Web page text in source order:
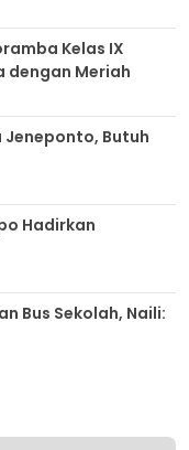
Kelas IX
dengan Meriah
Jeneponto, Butuh
Hadirkan
Bus Sekolah, Naili: